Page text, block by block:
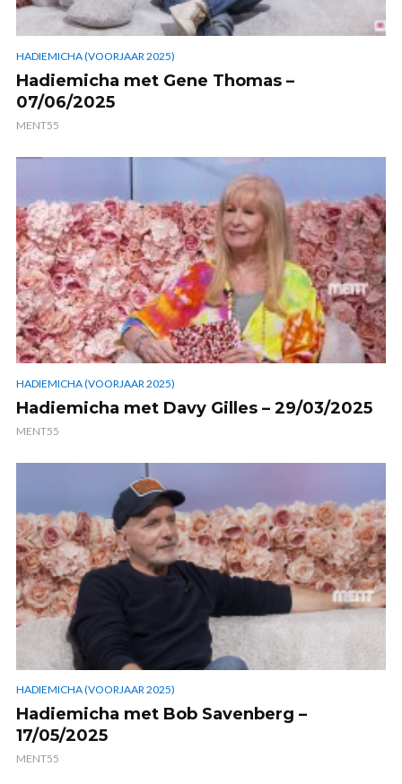
HADIEMICHA (VOORJAAR 2025)
Hadiemicha met Gene Thomas –
07/06/2025
MENT55
HADIEMICHA (VOORJAAR 2025)
Hadiemicha met Davy Gilles – 29/03/2025
MENT55
HADIEMICHA (VOORJAAR 2025)
Hadiemicha met Bob Savenberg –
17/05/2025
MENT55